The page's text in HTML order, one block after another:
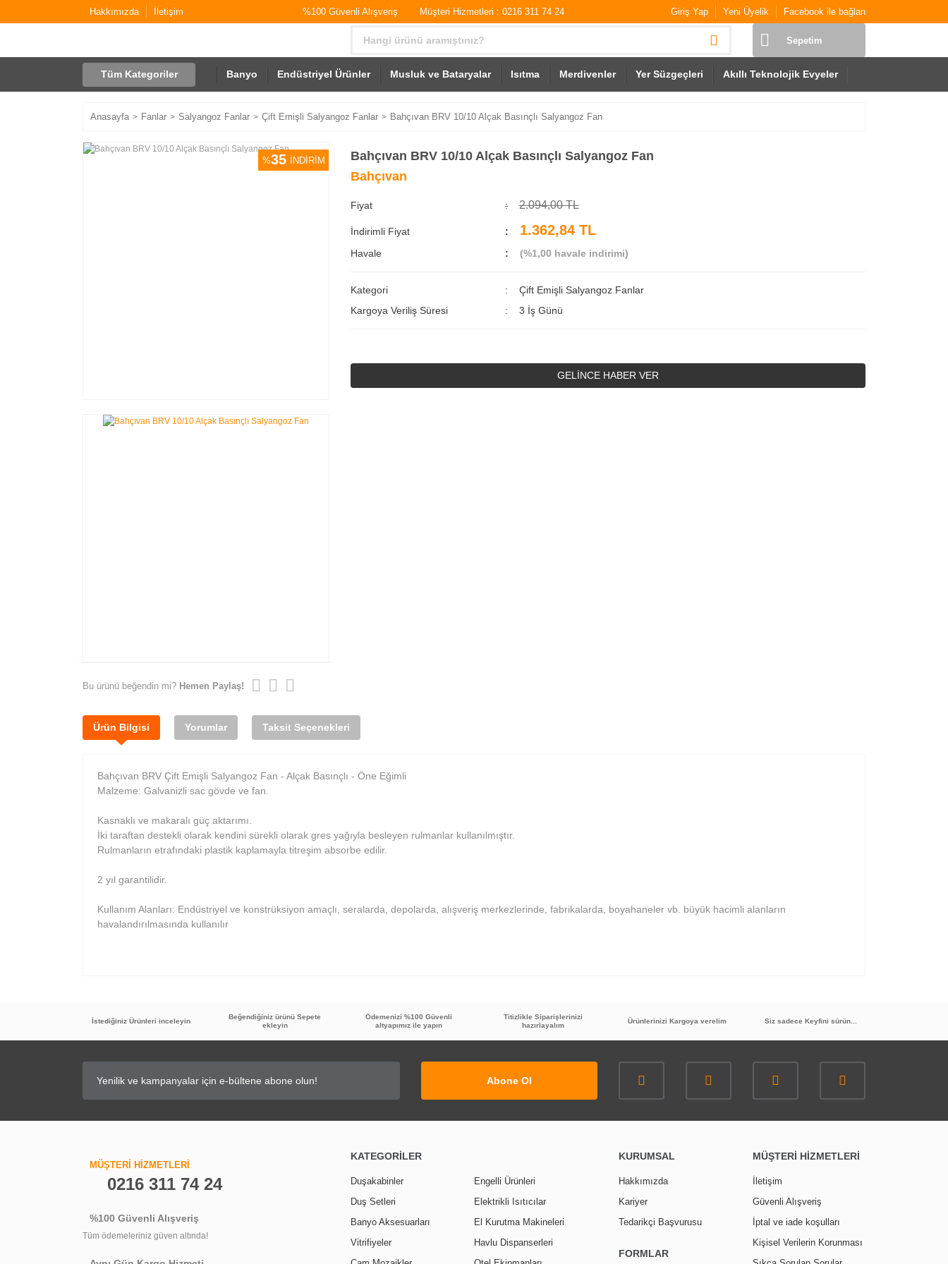
Hakkımızda İletişim %100 Güvenli Alışveriş Müşteri Hizmetleri : 0216 311 74 24 Giriş Yap Yeni Üyelik Facebook ile bağlan
Sepetim
Tüm Kategoriler Banyo Endüstriyel Ürünler Musluk ve Bataryalar Isıtma Merdivenler Yer Süzgeçleri Akıllı Teknolojik Evyeler
Anasayfa Fanlar Salyangoz Fanlar Çift Emişli Salyangoz Fanlar Bahçıvan BRV 10/10 Alçak Basınçlı Salyangoz Fan
%35 İNDİRİM
Bu ürünü beğendin mi? Hemen Paylaş!
Bahçıvan BRV 10/10 Alçak Basınçlı Salyangoz Fan
Bahçıvan
Fiyat 2.094,00 TL
İndirimli Fiyat 1.362,84 TL
Havale (%1,00 havale indirimi)
Kategori
Çift Emişli Salyangoz Fanlar
Kargoya Veriliş Süresi
3 İş Günü
GELİNCE HABER VER
Ürün Bilgisi Yorumlar Taksit Seçenekleri
Bahçıvan BRV Çift Emişli Salyangoz Fan - Alçak Basınçlı - Öne Eğimli
Malzeme: Galvanizli sac gövde ve fan.
Kasnaklı ve makaralı güç aktarımı.
İki taraftan destekli olarak kendini sürekli olarak gres yağıyla besleyen rulmanlar kullanılmıştır.
Rulmanların etrafındaki plastik kaplamayla titreşim absorbe edilir.
2 yıl garantilidir.
Kullanım Alanları: Endüstriyel ve konstrüksiyon amaçlı, seralarda, depolarda, alışveriş merkezlerinde, fabrikalarda, boyahaneler vb. büyük hacimli alanların
havalandırılmasında kullanılır
Bu ürüne ilk yorumu siz yapın!
Yorum Yaz
İstediğiniz Ürünleri inceleyin
Beğendiğiniz ürünü Sepete
ekleyin
Ödemenizi %100 Güvenli
altyapımız ile yapın
Titizlikle Siparişlerinizi
hazırlayalım
Ürünlerinizi Kargoya verelim Siz sadece Keyfini sürün...
Abone Ol
MÜŞTERİ HİZMETLERİ
0216 311 74 24
%100 Güvenli Alışveriş
Tüm ödemeleriniz güven altında!
KATEGORİLER
Duşakabinler
Duş Setleri
Banyo Aksesuarları
Vitrifiyeler
Engelli Ürünleri
Elektrikli Isıtıcılar
El Kurutma Makineleri
Havlu Dispanserleri
KURUMSAL
Hakkımızda
Kariyer
Tedarikçi Başvurusu
FORMLAR
MÜŞTERİ HİZMETLERİ
İletişim
Güvenli Alışveriş
İptal ve iade koşulları
Kişisel Verilerin Korunması